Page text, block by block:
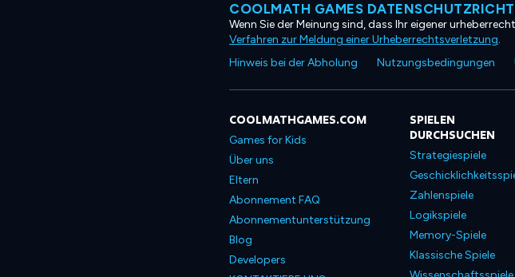
COOLMATH GAMES
Wenn Sie der Meinung sind, dass Ihr eigener
Verfahren zur Meldung einer Urheberrechtsverletzung.
Hinweis bei der Abholung
Nutzungsbedingungen
COOLMATHGAMES.COM
Games for Kids
Über uns
Eltern
Abonnement FAQ
Abonnementunterstützung
Blog
Developers
SPIELEN
DURCHSUCHEN
Strategiespiele
Zahlenspiele
Logikspiele
Memory-Spiele
Klassische Spiele